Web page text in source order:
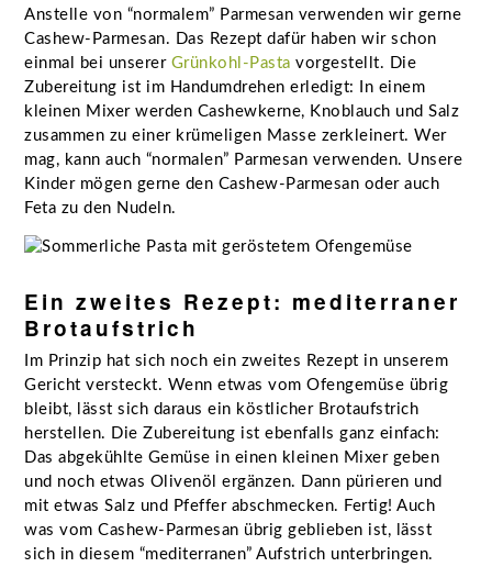
Anstelle von “normalem” Parmesan verwenden wir gerne
Cashew-Parmesan. Das Rezept dafür haben wir schon
einmal bei unserer Grünkohl-Pasta vorgestellt. Die
Zubereitung ist im Handumdrehen erledigt: In einem
kleinen Mixer werden Cashewkerne, Knoblauch und Salz
zusammen zu einer krümeligen Masse zerkleinert. Wer
mag, kann auch “normalen” Parmesan verwenden. Unsere
Kinder mögen gerne den Cashew-Parmesan oder auch
Feta zu den Nudeln.
Ein zweites Rezept: mediterraner
Brotaufstrich
Im Prinzip hat sich noch ein zweites Rezept in unserem
Gericht versteckt. Wenn etwas vom Ofengemüse übrig
bleibt, lässt sich daraus ein köstlicher Brotaufstrich
herstellen. Die Zubereitung ist ebenfalls ganz einfach:
Das abgekühlte Gemüse in einen kleinen Mixer geben
und noch etwas Olivenöl ergänzen. Dann pürieren und
mit etwas Salz und Pfeffer abschmecken. Fertig! Auch
was vom Cashew-Parmesan übrig geblieben ist, lässt
sich in diesem “mediterranen” Aufstrich unterbringen.